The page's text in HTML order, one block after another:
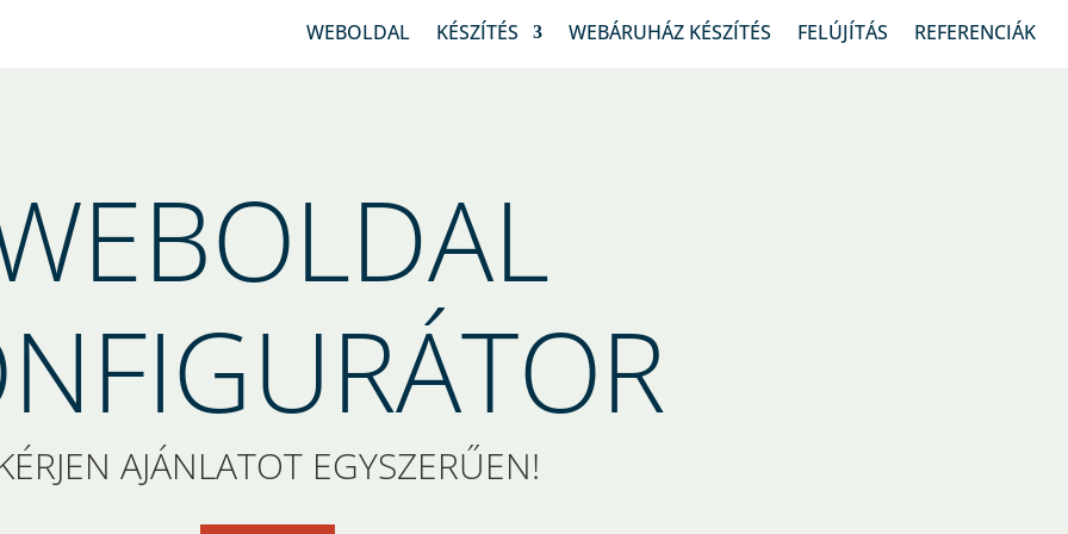
WEBOLDAL KÉSZÍTÉS WEBÁRUHÁZ KÉSZÍTÉS FELÚJÍTÁS REFERENCIÁK
AJÁNLATOT EGYSZERŰEN!